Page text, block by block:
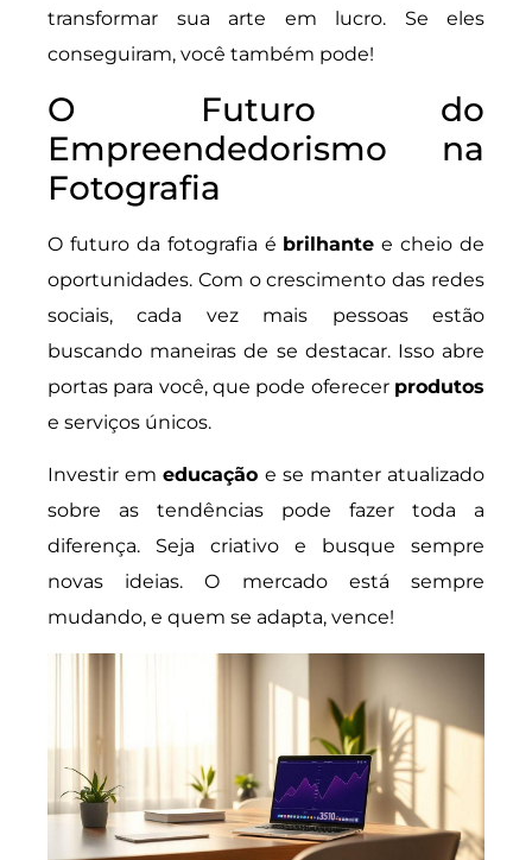
transformar sua arte em lucro. Se eles
conseguiram, você também pode!
O Futuro do
Empreendedorismo na
Fotografia
O futuro da fotografia é brilhante e cheio de
oportunidades. Com o crescimento das redes
sociais, cada vez mais pessoas estão
buscando maneiras de se destacar. Isso abre
portas para você, que pode oferecer produtos
e serviços únicos.
Investir emeducação e se manter atualizado
sobre as tendências pode fazer toda a
diferença. Seja criativo e busque sempre
novas ideias. O mercado está sempre
mudando, e quem se adapta, vence!